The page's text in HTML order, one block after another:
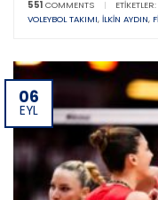
551 COMMENTS | ETIKETLER:
VOLEYBOL TAKIMI, İLKIN AYDIN,
06
EYL